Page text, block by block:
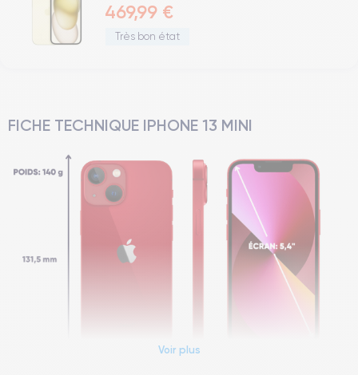
469,99 €
Très bon état
FICHE TECHNIQUE IPHONE 13 MINI
Voir plus